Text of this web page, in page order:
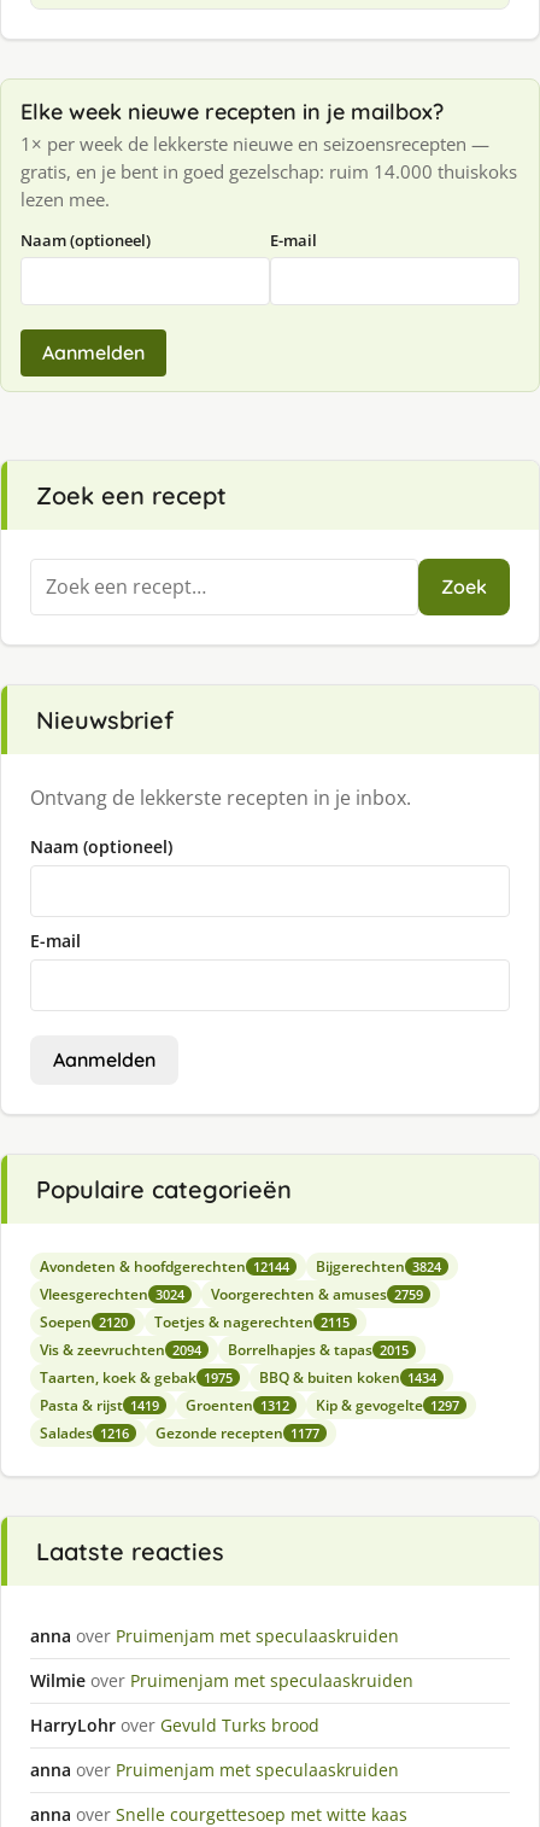
Elke week nieuwe recepten in je mailbox?
1× per week de lekkerste nieuwe en seizoensrecepten —
gratis, en je bent in goed gezelschap: ruim 14.000 thuiskoks
lezen mee.
Naam (optioneel) E-mail
Aanmelden
Zoek een recept
Zoeken
naar:
Zoek
Nieuwsbrief
Ontvang de lekkerste recepten in je inbox.
Naam (optioneel)
E-mail
Aanmelden
Populaire categorieën
Avondeten & hoofdgerechten 12144 Bijgerechten 3824
Vleesgerechten 3024 Voorgerechten & amuses 2759
Soepen 2120 Toetjes & nagerechten 2115
Vis & zeevruchten 2094 Borrelhapjes & tapas 2015
Taarten, koek & gebak 1975 BBQ & buiten koken 1434
Pasta & rijst 1419 Groenten 1312 Kip & gevogelte 1297
Salades 1216 Gezonde recepten 1177
Laatste reacties
anna over Pruimenjam met speculaaskruiden
Wilmie over Pruimenjam met speculaaskruiden
HarryLohr over Gevuld Turks brood
anna over Pruimenjam met speculaaskruiden
anna over Snelle courgettesoep met witte kaas